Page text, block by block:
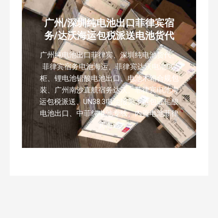
广州/深圳纯电池出口菲律宾宿
务/达沃海运包税派送电池货代
广州纯电池出口菲律宾、深圳纯电池货代、
菲律宾宿务电池海运、菲律宾达沃电池DG
柜、锂电池铅酸电池出口、电池木箱合规包
装、广州南沙直航宿务达沃、菲律宾电池海
运包税派送、UN38.3电池报关、危包证铅酸
电池出口、中菲纯电池专线、内置电池菲律
宾海运